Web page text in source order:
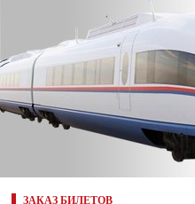
ЗАКАЗ БИЛЕТОВ